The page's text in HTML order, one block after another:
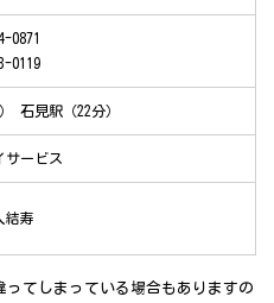
0871
0119
石見駅（22分）
サービス
結寿
てしまっている場合もありますの